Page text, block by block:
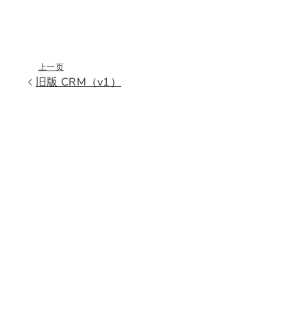
上一页
旧版 CRM（v1）